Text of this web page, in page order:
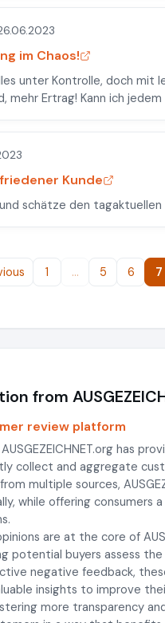
im Chaos!
unter Kontrolle, doch mit
mehr Ertrag! Kann ich
Kunde
schätze den tagaktuellen
1 … 5 6 7
from
review platform
has
collect and aggregate
multiple sources,
while offering consumers
are at the core of
potential buyers assess
negative feedback,
insights to improve
more transparency